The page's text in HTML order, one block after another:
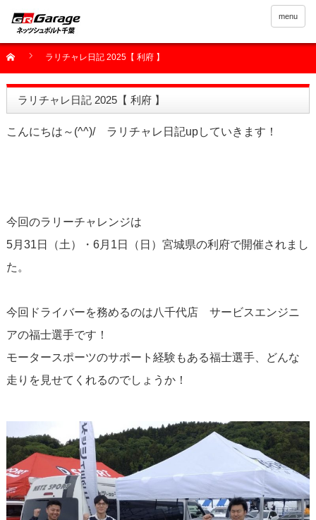
menu
ラリチャレ日記 2025【 利府 】
ラリチャレ日記 2025【 利府 】
こんにちは～(^^)/ ラリチャレ日記upしていきます！
今回のラリーチャレンジは
5月31日（土）・6月1日（日）宮城県の利府で開催されまし
た。
今回ドライバーを務めるのは八千代店 サービスエンジニ
アの福士選手です！
モータースポーツのサポート経験もある福士選手、どんな
走りを見せてくれるのでしょうか！